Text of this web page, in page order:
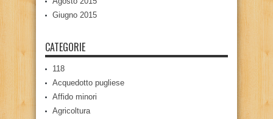
Giugno 2015
CATEGORIE
118
Acquedotto pugliese
Affido minori
Agricoltura